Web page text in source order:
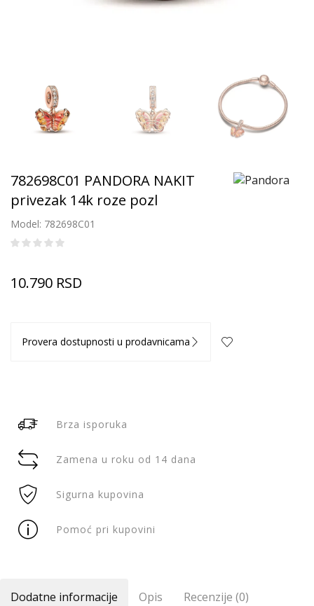
782698C01 PANDORA NAKIT
privezak 14k roze pozl
Model: 782698C01
10.790 RSD
Provera dostupnosti u prodavnicama
Brza isporuka
Zamena u roku od 14 dana
Sigurna kupovina
Pomoć pri kupovini
Dodatne informacije Opis Recenzije (0)